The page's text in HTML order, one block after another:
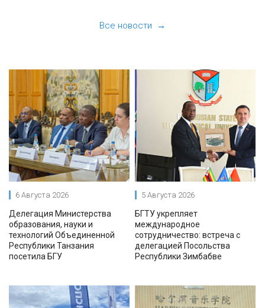
Все новости →
6 Августа 2026
Делегация Министерства
образования, науки и
технологий Объединенной
Республики Танзания
посетила БГУ
5 Августа 2026
БГТУ укрепляет
международное
сотрудничество: встреча с
делегацией Посольства
Республики Зимбабве